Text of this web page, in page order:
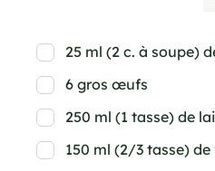
25 ml (2 c. à soupe)
6 gros œufs
250 ml (1 tasse) de
150 ml (2/3 tasse)